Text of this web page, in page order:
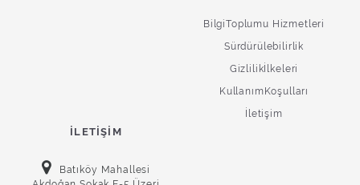
BilgiToplumu Hizmetleri
Sürdürülebilirlik
Gizlilikİlkeleri
KullanımKoşulları
İletişim
İLETIŞIM
Batıköy Mahallesi